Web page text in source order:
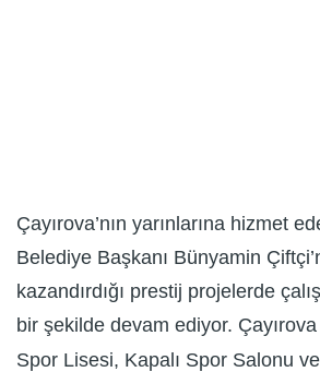
Çayırova’nın yarınlarına hizmet
Belediye Başkanı Bünyamin
kazandırdığı prestij projelerde
bir şekilde devam ediyor.
Spor Lisesi, Kapalı Spor Salonu